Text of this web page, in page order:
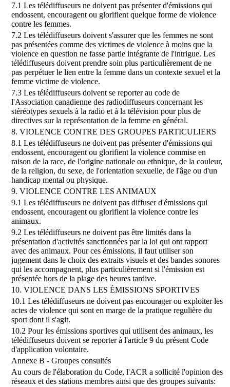
7.1 Les télédiffuseurs ne doivent pas présenter d'émissions qui
endossent, encouragent ou glorifient quelque forme de violence
contre les femmes.
7.2 Les télédiffuseurs doivent s'assurer que les femmes ne sont
pas présentées comme des victimes de violence à moins que la
violence en question ne fasse partie intégrante de l'intrigue. Les
télédiffuseurs doivent prendre soin plus particulièrement de ne
pas perpétuer le lien entre la femme dans un contexte sexuel et la
femme victime de violence.
7.3 Les télédiffuseurs doivent se reporter au code de
l'Association canadienne des radiodiffuseurs concernant les
stéréotypes sexuels à la radio et à la télévision pour plus de
directives sur la représentation de la femme en général.
8. VIOLENCE CONTRE DES GROUPES PARTICULIERS
8.1 Les télédiffuseurs ne doivent pas présenter d'émissions qui
endossent, encouragent ou glorifient la violence commise en
raison de la race, de l'origine nationale ou ethnique, de la couleur,
de la religion, du sexe, de l'orientation sexuelle, de l'âge ou d'un
handicap mental ou physique.
9. VIOLENCE CONTRE LES ANIMAUX
9.1 Les télédiffuseurs ne doivent pas diffuser d'émissions qui
endossent, encouragent ou glorifient la violence contre les
animaux.
9.2 Les télédiffuseurs ne doivent pas être limités dans la
présentation d'activités sanctionnées par la loi qui ont rapport
avec des animaux. Pour ces émissions, il faut utiliser son
jugement dans le choix des extraits visuels et des bandes sonores
qui les accompagnent, plus particulièrement si l'émission est
présentée hors de la plage des heures tardive.
10. VIOLENCE DANS LES ÉMISSIONS SPORTIVES
10.1 Les télédiffuseurs ne doivent pas encourager ou exploiter les
actes de violence qui sont en marge de la pratique regulière du
sport dont il s'agit.
10.2 Pour les émissions sportives qui utilisent des animaux, les
télédiffuseurs doivent se reporter à l'article 9 du présent Code
d'application volontaire.
Annexe B - Groupes consultés
Au cours de l'élaboration du Code, l'ACR a sollicité l'opinion des
réseaux et des stations membres ainsi que des groupes suivants: